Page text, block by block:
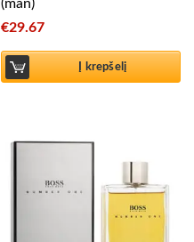
(man)
€29.67
Į krepšelį